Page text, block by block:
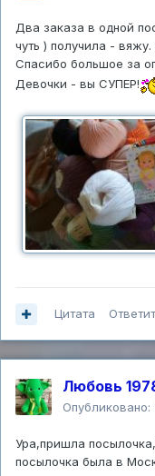
Два заказа в одной
чуть ) получила -
Спасибо большое за
Девочки - вы СУПЕР!
Цитата
Любовь
Опубликовано:
Ура,пришла
посылочка была в